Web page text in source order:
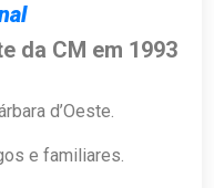
da CM em 1993
d’Oeste.
e familiares.